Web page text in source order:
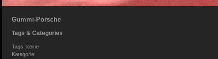
Gummi-Porsche
Tags & Categories
Tags: keine
Kategorie: